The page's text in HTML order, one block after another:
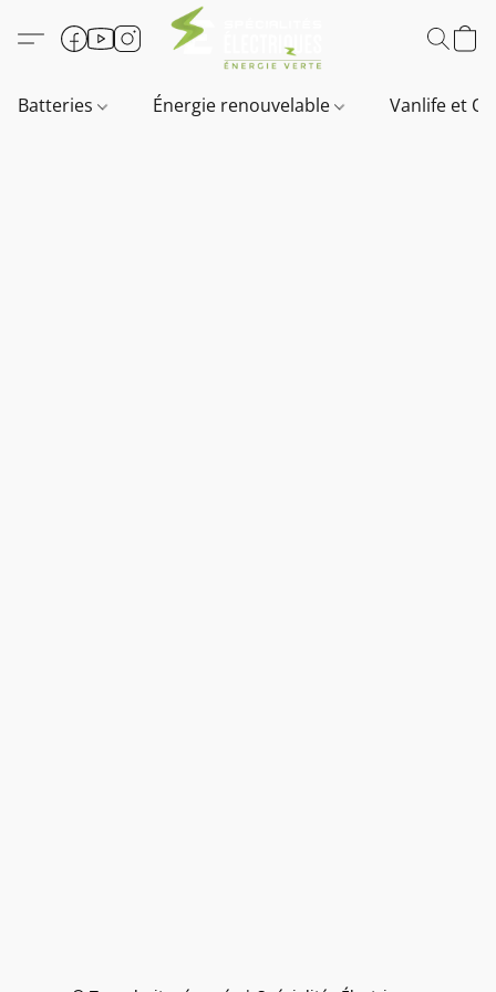
Batteries Énergie renouvelable Vanlife et